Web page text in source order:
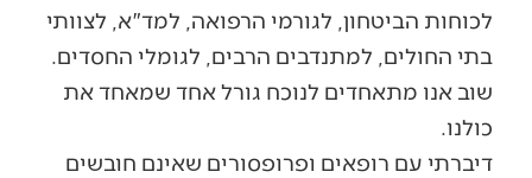
לכוחות הביטחון, לגורמי הרפואה, למד"א, לצוותי
בתי החולים, למתנדבים הרבים, לגומלי החסדים.
שוב אנו מתאחדים לנוכח גורל אחד שמאחד את
כולנו.
דיברתי עם רופאים ופרופסורים שאינם חובשים